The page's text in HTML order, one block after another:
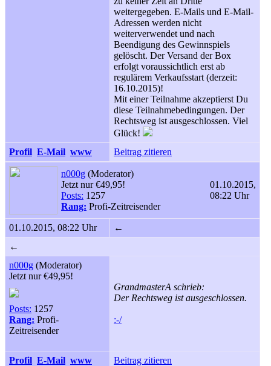
weitergegeben. E-Mails und E-Mail-
Adressen werden nicht
weiterverwendet und nach
Beendigung des Gewinnspiels
gelöscht. Der Versand der Box
erfolgt voraussichtlich erst ab
regulärem Verkaufsstart (derzeit:
16.10.2015)!
Mit einer Teilnahme akzeptierst Du
diese Teilnahmebedingungen. Der
Rechtsweg ist ausgeschlossen. Viel
Glück!
Profil E-Mail www Beitrag zitieren
n000g (Moderator)
Jetzt nur €49,95!
Posts: 1257
Rang: Profi-Zeitreisender
01.10.2015,
08:22 Uhr
01.10.2015, 08:22 Uhr
←
←
n000g (Moderator)
Jetzt nur €49,95!
Posts: 1257
Rang: Profi-
Zeitreisender
GrandmasterA schrieb:
Der Rechtsweg ist ausgeschlossen.
:-/
Profil E-Mail www
Beitrag zitieren